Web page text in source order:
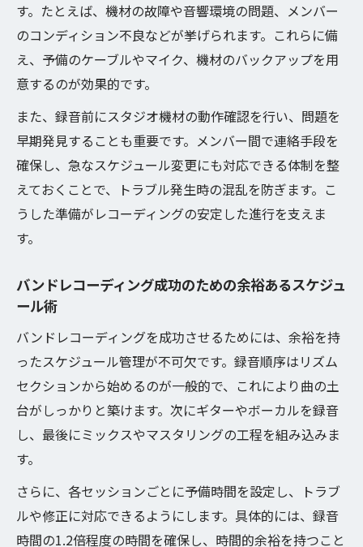
す。たとえば、機材の故障や音響環境の問題、メンバー
のコンディション不良などが挙げられます。これらに備
え、予備のケーブルやマイク、機材のバックアップを用
意するのが効果的です。
また、録音前にスタジオ機材の動作確認を行い、問題を
早期発見することも重要です。メンバー間で連絡手段を
確保し、急なスケジュール変更にも対応できる体制を整
えておくことで、トラブル発生時の混乱を防ぎます。こ
うした準備がレコーディングの安定した進行を支えま
す。
バンドレコーディング成功のための余裕あるスケジュ
ール術
バンドレコーディングを成功させるためには、余裕を持
ったスケジュール管理が不可欠です。録音順序はリズム
セクションから始めるのが一般的で、これにより曲の土
台がしっかりと築けます。次にギターやボーカルを録音
し、最後にミックスやマスタリングの工程を組み込みま
す。
さらに、各セッションごとに予備時間を設定し、トラブ
ルや修正に対応できるようにします。具体的には、録音
時間の1.2倍程度の時間を確保し、時間的余裕を持つこと